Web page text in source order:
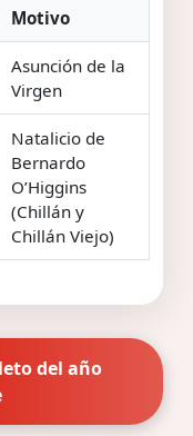
Motivo
Asunción de la
Virgen
Natalicio de
Bernardo
O’Higgins
(Chillán y
Chillán Viejo)
del año